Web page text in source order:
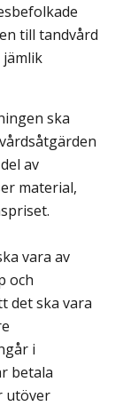
till tandvård
jämlik
ska
av
material,
vara av
och
det ska vara
i
betala
utöver